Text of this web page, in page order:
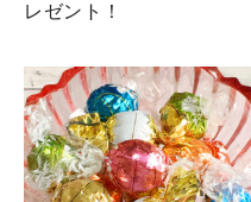
レゼント！